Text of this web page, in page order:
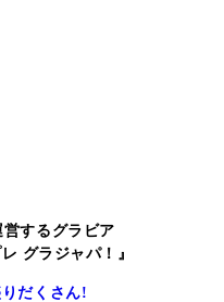
するグラビア
グラジャパ！』
だくさん!